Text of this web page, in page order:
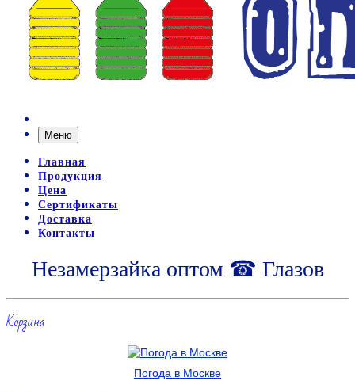
Меню
Главная
Продукция
Цена
Сертификаты
Доставка
Контакты
Незамерзайка оптом ☎ Глазов
Корзина
Погода в Москве